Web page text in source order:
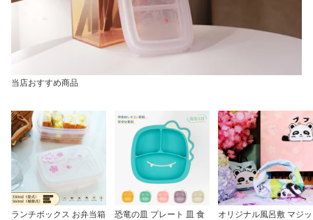
当店おすすめ商品
ランチボックス お弁当箱
恐竜の皿 プレート 皿 食
オリジナル風呂敷 マジッ